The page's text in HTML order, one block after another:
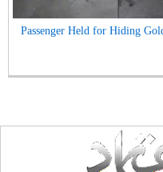
Passenger Held for Hiding